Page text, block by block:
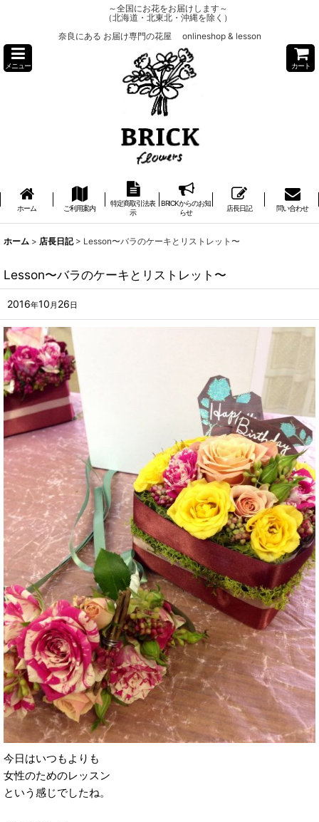
～全国にお花をお届けします～
（北海道・北東北・沖縄を除く）
奈良にある お届け専門の花屋 onlineshop & lesson
メニュー カート
ホーム ご利用案内
特定商取引法表
示
BRICKからのお知
らせ
店長日記 問い合わせ
ホーム > 店長日記 > Lesson〜バラのケーキとリストレット〜
Lesson〜バラのケーキとリストレット〜
2016年10 月 26 日
今日はいつもよりも
女性のためのレッスン
という感じでしたね。